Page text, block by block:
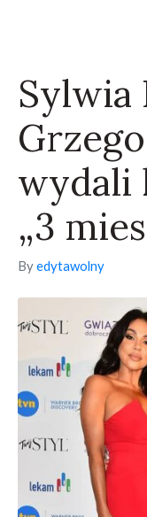
Sylwia
wydali
„3
Byedytawolny